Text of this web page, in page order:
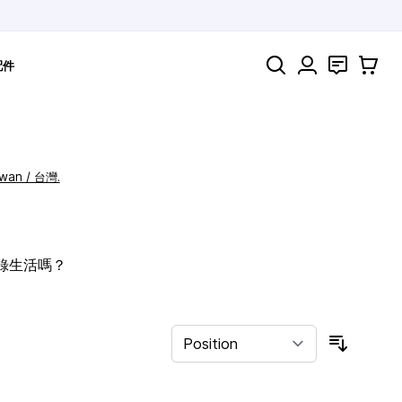
件 Search 聯絡 購物車
/ 台灣.
生活嗎？